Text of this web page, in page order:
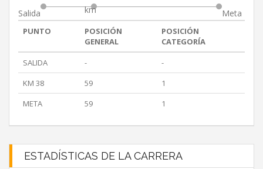
Salida
km
Meta
PUNTO
POSICIÓN
GENERAL
POSICIÓN
CATEGORÍA
SALIDA
-
-
KM 38
59
1
META
59 1
ESTADÍSTICAS DE LA CARRERA